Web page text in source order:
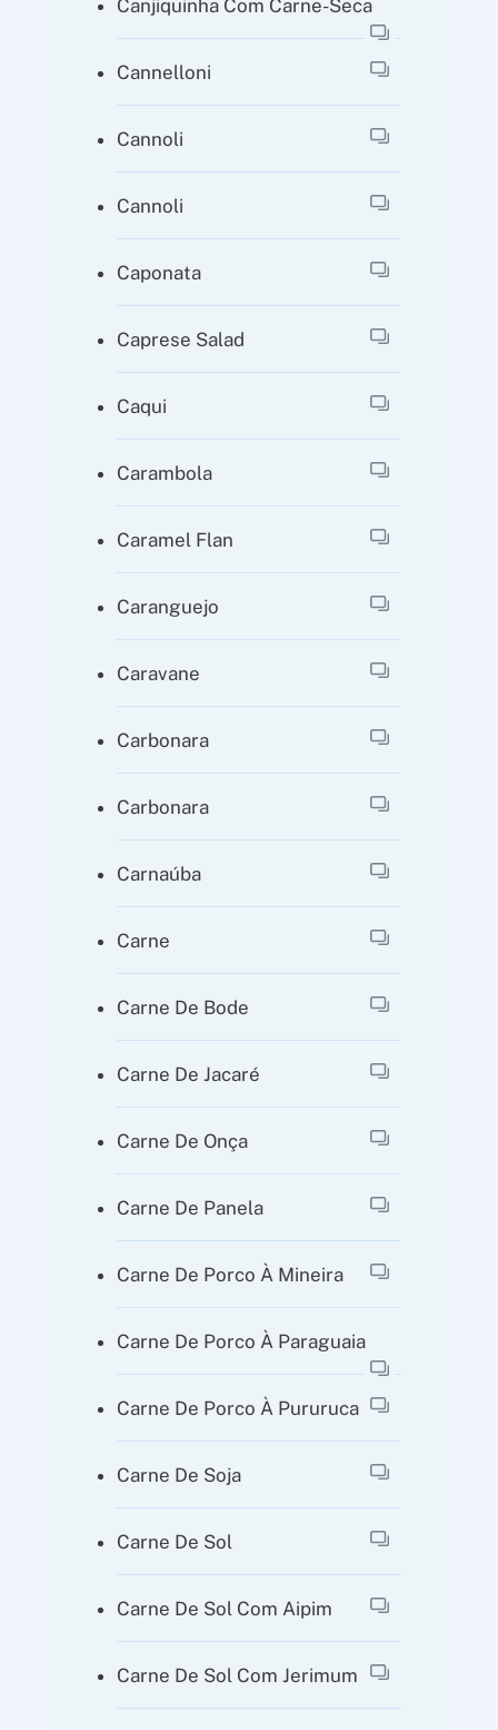
Canjiquinha Com Carne-Seca
Cannelloni
Cannoli
Cannoli
Caponata
Caprese Salad
Caqui
Carambola
Caramel Flan
Caranguejo
Caravane
Carbonara
Carbonara
Carnaúba
Carne
Carne De Bode
Carne De Jacaré
Carne De Onça
Carne De Panela
Carne De Porco À Mineira
Carne De Porco À Paraguaia
Carne De Porco À Pururuca
Carne De Soja
Carne De Sol
Carne De Sol Com Aipim
Carne De Sol Com Jerimum